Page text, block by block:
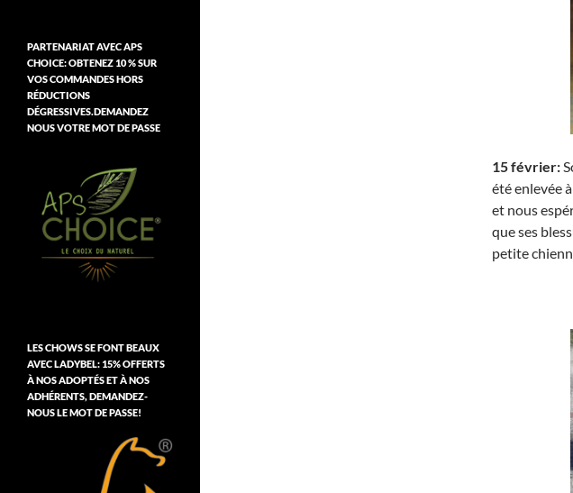
15 février:
été enlevée
et nous
que ses
petite
PARTENARIAT AVEC APS
CHOICE: OBTENEZ 10 % SUR
VOS COMMANDES HORS
RÉDUCTIONS
DÉGRESSIVES.DEMANDEZ
NOUS VOTRE MOT DE PASSE
LES CHOWS SE FONT BEAUX
AVEC LADYBEL: 15% OFFERTS
À NOS ADOPTÉS ET À NOS
ADHÉRENTS, DEMANDEZ-
NOUS LE MOT DE PASSE!